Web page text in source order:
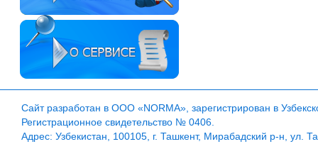
Сайт разработан в ООО «NORMA», зарегистрирован в
Регистрационное свидетельство № 0406.
Адрес: Узбекистан, 100105, г. Ташкент, Мирабадский р-н, ул.